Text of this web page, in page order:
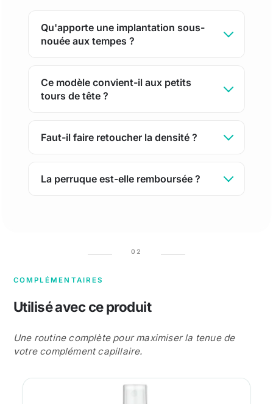
Qu'apporte une implantation sous-
nouée aux tempes ?
Ce modèle convient-il aux petits
tours de tête ?
Faut-il faire retoucher la densité ?
La perruque est-elle remboursée ?
COMPLÉMENTAIRES
Utilisé avec ce produit
Une routine complète pour maximiser la tenue de
votre complément capillaire.